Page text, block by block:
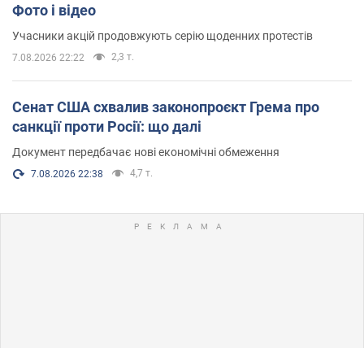
Фото і відео
Учасники акцій продовжують серію щоденних протестів
7.08.2026 22:22 2,3 т.
Сенат США схвалив законопроєкт Грема про
санкції проти Росії: що далі
Документ передбачає нові економічні обмеження
7.08.2026 22:38 4,7 т.